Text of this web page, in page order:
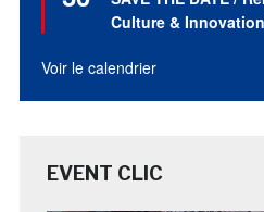
avant
Culture &
Voir le calendrier
EVENT CLIC